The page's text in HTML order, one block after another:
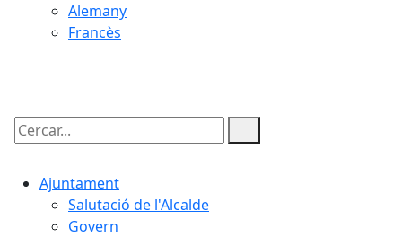
Alemany
Francès
Cercar:
Ajuntament
Salutació de l'Alcalde
Govern